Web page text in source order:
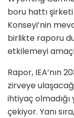
boru hattı şirketi
Konseyi’nin
birlikte raporu
etkilemeyi
Rapor, IEA’nın
zirveye
ihtiyaç
çekiyor. Yanı